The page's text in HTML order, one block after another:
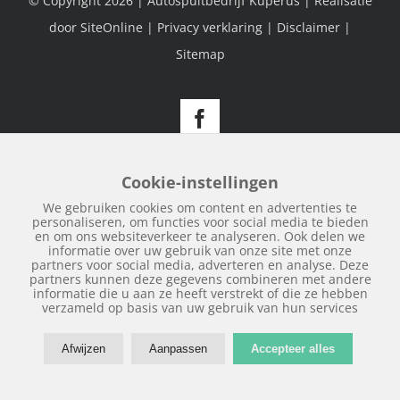
door SiteOnline | Privacy verklaring | Disclaimer |
Sitemap
Facebook
Cookie-instellingen
We gebruiken cookies om content en advertenties te
personaliseren, om functies voor social media te bieden
en om ons websiteverkeer te analyseren. Ook delen we
informatie over uw gebruik van onze site met onze
partners voor social media, adverteren en analyse. Deze
partners kunnen deze gegevens combineren met andere
informatie die u aan ze heeft verstrekt of die ze hebben
verzameld op basis van uw gebruik van hun services
Afwijzen Aanpassen Accepteer alles